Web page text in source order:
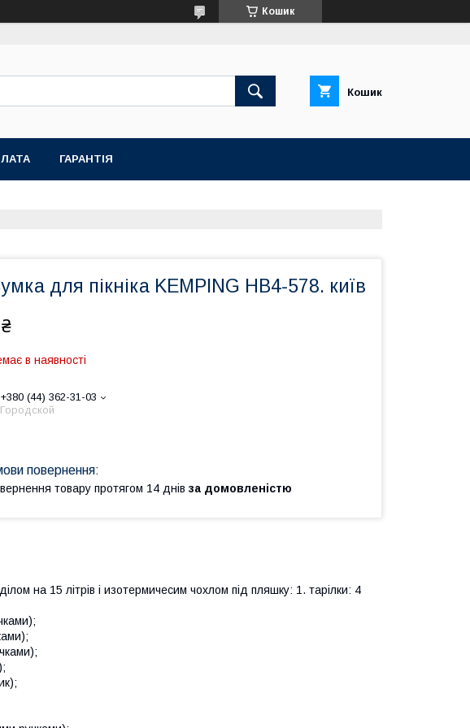
Кошик
Кошик
ГАРАНТІЯ
для пікніка KEMPING HB4-578. київ
в наявності
+380 (44) 362-31-03
Городской
товару протягом 14 днів за домовленістю
на 15 літрів і изотермичесим чохлом під пляшку: 1. тарілки: 4